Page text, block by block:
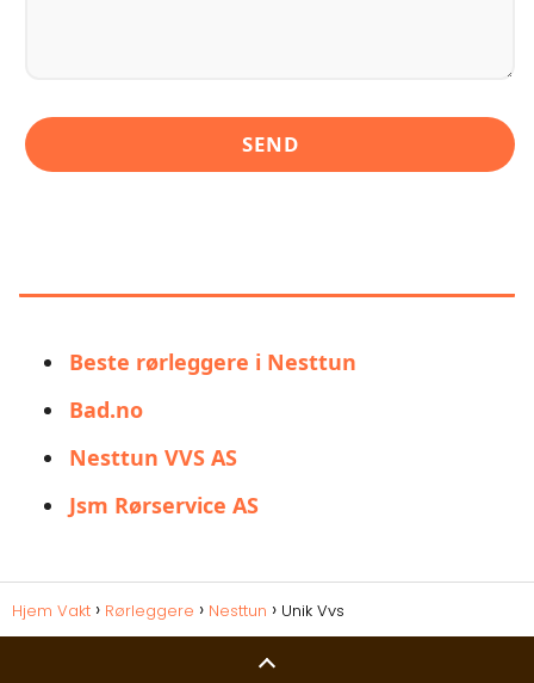
Beste rørleggere i Nesttun
Bad.no
Nesttun VVS AS
Jsm Rørservice AS
Hjem Vakt Rørleggere Nesttun Unik Vvs